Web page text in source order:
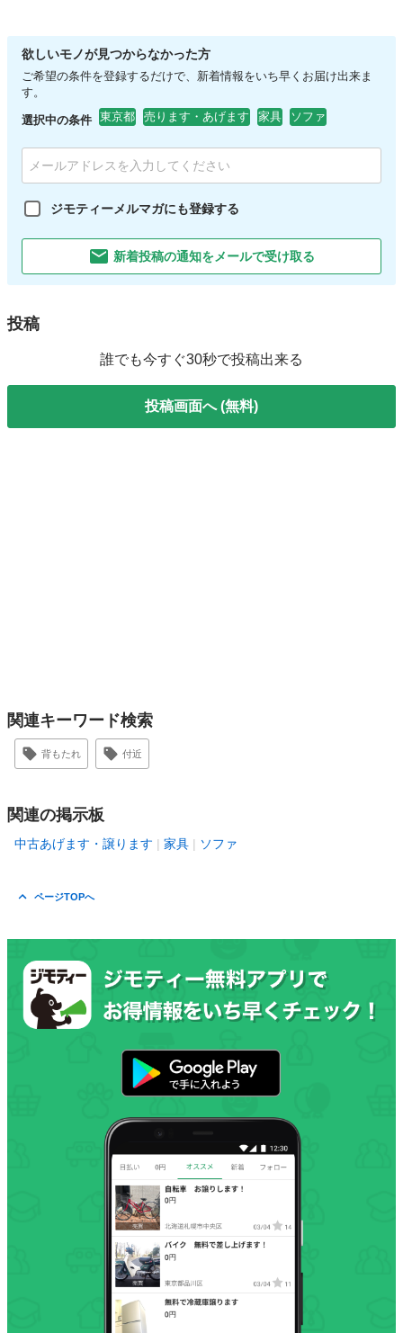
欲しいモノが見つからなかった方
ご希望の条件を登録するだけで、新着情報をいち早くお届け出来ま
す。
選択中の条件 東京都 売ります・あげます 家具 ソファ
ジモティーメルマガにも登録する
新着投稿の通知をメールで受け取る
投稿
誰でも今すぐ30秒で投稿出来る
投稿画面へ (無料)
関連キーワード検索
背もたれ 付近
関連の掲示板
中古あげます・譲ります 家具 ソファ
ページTOPへ